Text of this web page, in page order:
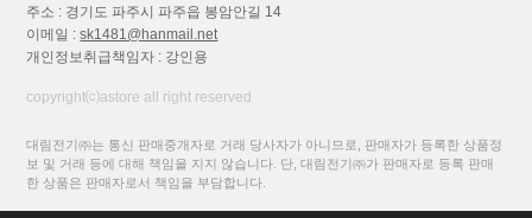
주소 : 경기도 파주시 파주읍 봉암안길 14
이메일 :sk1481@hanmail.net
개인정보취급책임자 : 강인용
copyright⒞astore all right reserved
대림전기㈜는 통신 판매중개자로 거래 당사자가 아니므로, 판매자가 등록한 상품정
보 및 거래 등에 대해 책임을 지지 않습니다. 단, 대림전기㈜가 판매자로 등록 판매
한 상품은 판매자로서 책임을 부담합니다.